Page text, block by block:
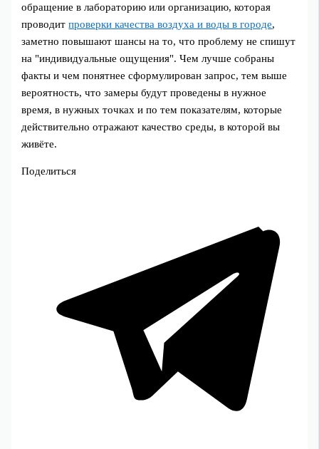
обращение в лабораторию или организацию, которая
проводитпроверки качества воздуха и воды в городе,
заметно повышают шансы на то, что проблему не спишут
на "индивидуальные ощущения". Чем лучше собраны
факты и чем понятнее сформулирован запрос, тем выше
вероятность, что замеры будут проведены в нужное
время, в нужных точках и по тем показателям, которые
действительно отражают качество среды, в которой вы
живёте.
Поделиться